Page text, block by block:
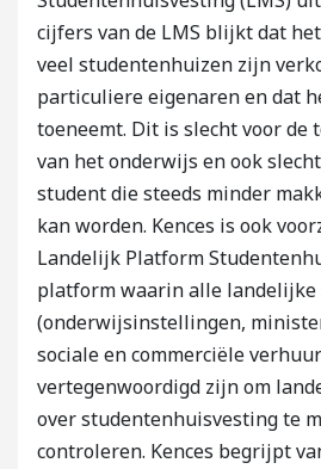
cijfers van de LMS blijkt dat
veel studentenhuizen zijn
particuliere eigenaren en dat
toeneemt. Dit is slecht voor de
van het onderwijs en ook
student die steeds minder
kan worden. Kences is ook
Landelijk Platform
platform waarin alle landelijke
(onderwijsinstellingen,
sociale en commerciële
vertegenwoordigd zijn om
over studentenhuisvesting te
controleren. Kences begrijpt